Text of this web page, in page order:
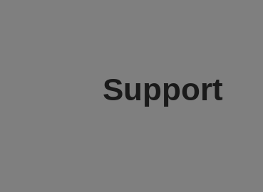
Support